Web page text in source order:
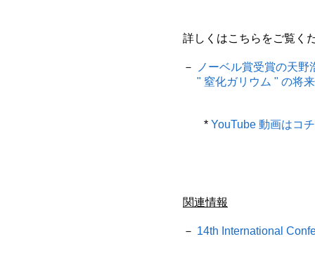
詳しくはこちらをご覧く
－
ノーベル賞受賞の天
" 窒化ガリウム " の将
* YouTube 動画はコ
関連情報
－ 14th International